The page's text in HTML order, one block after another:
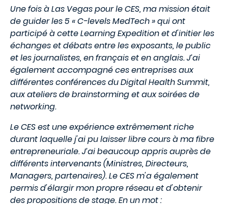
Une fois à Las Vegas pour le CES, ma mission était
de guider les 5 « C-levels MedTech » qui ont
participé à cette Learning Expedition et d'initier les
échanges et débats entre les exposants, le public
et les journalistes, en français et en anglais. J’ai
également accompagné ces entreprises aux
différentes conférences du Digital Health Summit,
aux ateliers de brainstorming et aux soirées de
networking.
Le CES est une expérience extrêmement riche
durant laquelle j'ai pu laisser libre cours à ma fibre
entrepreneuriale. J’ai beaucoup appris auprès de
différents intervenants (Ministres, Directeurs,
Managers, partenaires). Le CES m'a également
permis d'élargir mon propre réseau et d'obtenir
des propositions de stage. En un mot :